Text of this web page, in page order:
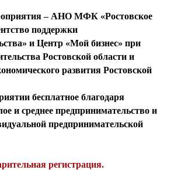
– АНО МФК «Ростовское
поддержки
и Центр «Мой бизнес» при
Ростовской области и
развития Ростовской
бесплатное благодаря
и среднее предпринимательство и
предпринимательской
регистрация.